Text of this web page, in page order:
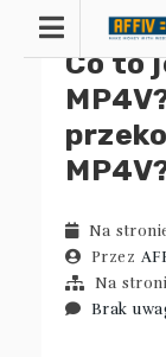
Przejdź
do
treściCo to
Na
Przez
Na
Brak